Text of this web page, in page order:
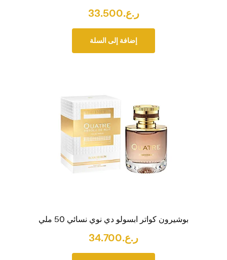
ر.ع.33.500
إضافة إلى السلة
بوشيرون كواتر ابسولو دي نوي نسائي 50 ملي
ر.ع.34.700